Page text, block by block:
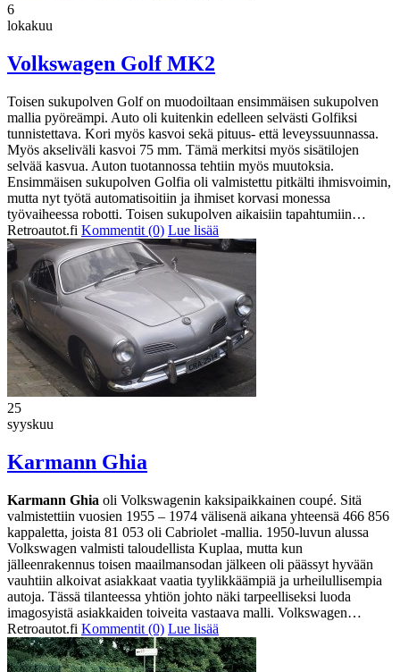
6
lokakuu
Volkswagen Golf MK2
Toisen sukupolven Golf on muodoiltaan ensimmäisen sukupolven
mallia pyöreämpi. Auto oli kuitenkin edelleen selvästi Golfiksi
tunnistettava. Kori myös kasvoi sekä pituus- että leveyssuunnassa.
Myös akseliväli kasvoi 75 mm. Tämä merkitsi myös sisätilojen
selvää kasvua. Auton tuotannossa tehtiin myös muutoksia.
Ensimmäisen sukupolven Golfia oli valmistettu pitkälti ihmisvoimin,
mutta nyt työtä automatisoitiin ja ihmiset korvasi monessa
työvaiheessa robotti. Toisen sukupolven aikaisiin tapahtumiin…
Retroautot.fi Kommentit (0) Lue lisää
25
syyskuu
Karmann Ghia
Karmann Ghia oli Volkswagenin kaksipaikkainen coupé. Sitä
valmistettiin vuosien 1955 – 1974 välisenä aikana yhteensä 466 856
kappaletta, joista 81 053 oli Cabriolet -mallia. 1950-luvun alussa
Volkswagen valmisti taloudellista Kuplaa, mutta kun
jälleenrakennus toisen maailmansodan jälkeen oli päässyt hyvään
vauhtiin alkoivat asiakkaat vaatia tyylikkäämpiä ja urheilullisempia
autoja. Tässä tilanteessa yhtiön johto näki tarpeelliseksi luoda
imagosyistä asiakkaiden toiveita vastaava malli. Volkswagen…
Retroautot.fi Kommentit (0) Lue lisää